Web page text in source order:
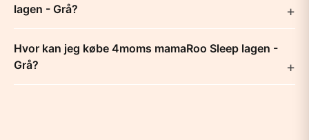
lagen - Grå?
Hvor kan jeg købe 4moms mamaRoo Sleep lagen -
Grå?